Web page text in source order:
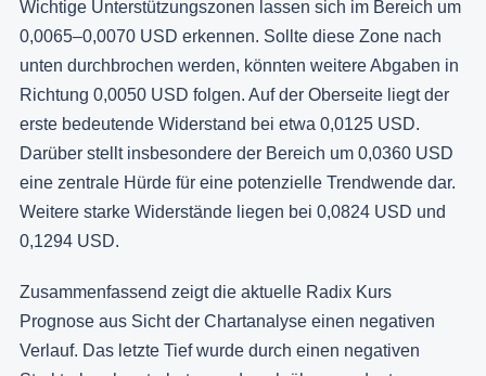
Wichtige Unterstützungszonen lassen sich im Bereich um
0,0065–0,0070 USD erkennen. Sollte diese Zone nach
unten durchbrochen werden, könnten weitere Abgaben in
Richtung 0,0050 USD folgen. Auf der Oberseite liegt der
erste bedeutende Widerstand bei etwa 0,0125 USD.
Darüber stellt insbesondere der Bereich um 0,0360 USD
eine zentrale Hürde für eine potenzielle Trendwende dar.
Weitere starke Widerstände liegen bei 0,0824 USD und
0,1294 USD.
Zusammenfassend zeigt die aktuelle Radix Kurs
Prognose aus Sicht der Chartanalyse einen negativen
Verlauf. Das letzte Tief wurde durch einen negativen